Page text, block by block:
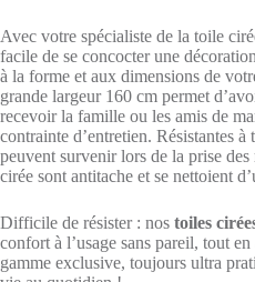
Avec votre spécialiste de la toile
facile de se concocter une
à la forme et aux dimensions de
grande largeur 160 cm permet
recevoir la famille ou les amis de
contrainte d’entretien. Résistantes
peuvent survenir lors de la prise
cirée sont antitache et se nettoient
Difficile de résister : nos toiles
confort à l’usage sans pareil, tout
gamme exclusive, toujours ultra